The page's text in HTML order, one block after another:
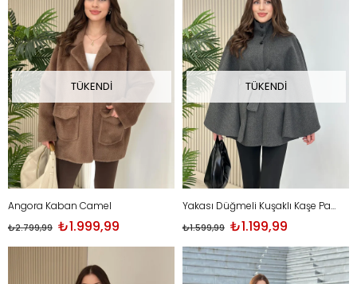
TÜKENDI
Angora Kaban Camel
₺1.999,99
₺2.799,99
TÜKENDI
Yakası Düğmeli Kuşaklı Kaşe Panço Antrasit
₺1.199,99
₺1.599,99